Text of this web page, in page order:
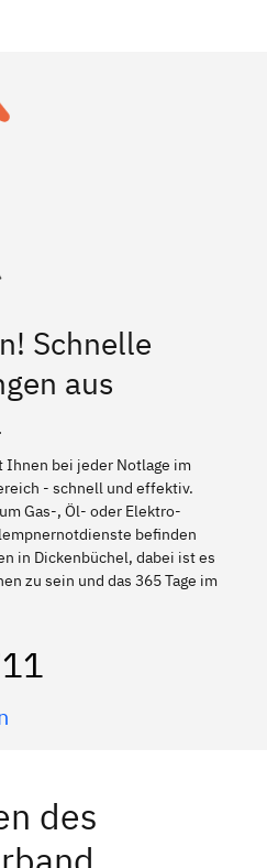
Schnelle
aus
Ihnen bei jeder Notlage im
- schnell und effektiv.
Gas-, Öl- oder Elektro-
befinden
in Dickenbüchel, dabei ist es
zu sein und das 365 Tage im
des